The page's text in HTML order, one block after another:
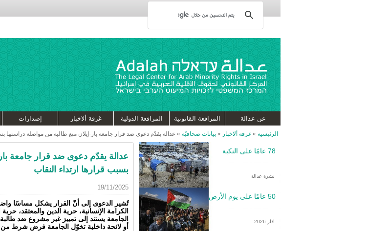
عن عدالة المرافعة القانونية المرافعة الدولية غرفة ألاخبار إصدارات
الرئيسية » غرفة ألاخبار » بيانات صحافيّة » عدالة يقدّم دعوى ضد قرار جامعة بار-إيلان منع طالبة من مواصلة دراستها
78 عامًا على النكبة
نشرة عدالة
50 عامًا على يوم الأرض
آذار 2026
عدالة يقدّم دعوى ضد قرار جامعة
بسبب قرارها ارتداء النقاب
19/11/2025
تُشير الدعوى إلى أنّ القرار يشكل مساسًا
الكرامة الإنسانية، حرية الدين والمعتقد،
الجامعة يستند إلى تمييز غير مشروع ضد
أو لائحة داخلية تخوّل الجامعة فرض شرط من